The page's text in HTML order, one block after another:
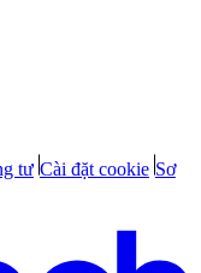
tư Cài đặt cookie Sơ